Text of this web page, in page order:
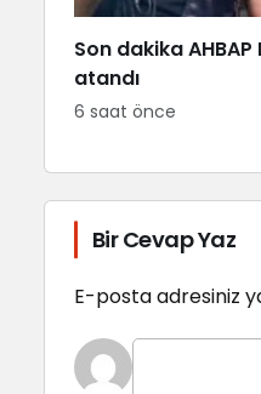
Son dakika
atandı
6 saat önce
Bir Cevap Yaz
E-posta adresiniz